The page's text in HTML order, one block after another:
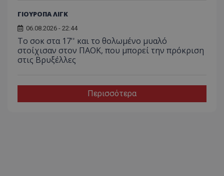
ΓΙΟΥΡΟΠΑ ΛΙΓΚ
06.08.2026 - 22:44
Το σοκ στα 17'' και το θολωμένο μυαλό
στοίχισαν στον ΠΑΟΚ, που μπορεί την πρόκριση
στις Βρυξέλλες
Περισσότερα